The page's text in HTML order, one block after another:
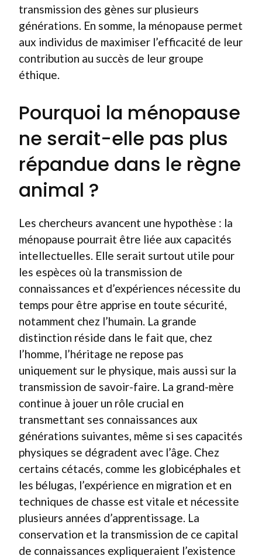
transmission des gènes sur plusieurs
générations. En somme, la ménopause permet
aux individus de maximiser l’efficacité de leur
contribution au succès de leur groupe
éthique.
Pourquoi la ménopause
ne serait-elle pas plus
répandue dans le règne
animal ?
Les chercheurs avancent une hypothèse : la
ménopause pourrait être liée aux capacités
intellectuelles. Elle serait surtout utile pour
les espèces où la transmission de
connaissances et d’expériences nécessite du
temps pour être apprise en toute sécurité,
notamment chez l’humain. La grande
distinction réside dans le fait que, chez
l’homme, l’héritage ne repose pas
uniquement sur le physique, mais aussi sur la
transmission de savoir-faire. La grand-mère
continue à jouer un rôle crucial en
transmettant ses connaissances aux
générations suivantes, même si ses capacités
physiques se dégradent avec l’âge. Chez
certains cétacés, comme les globicéphales et
les bélugas, l’expérience en migration et en
techniques de chasse est vitale et nécessite
plusieurs années d’apprentissage. La
conservation et la transmission de ce capital
de connaissances expliqueraient l’existence